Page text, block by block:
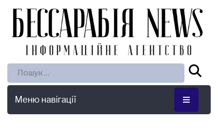
Пошук:
Меню навігації